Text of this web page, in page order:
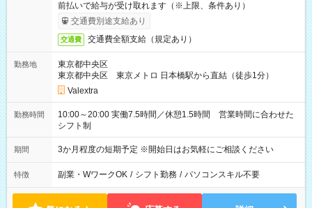
前払いで給与が受け取れます（※上限、条件あり）
交通費別途支給あり
交通費 交通費全額支給（規定あり）
勤務地
東京都中央区
東京都中央区 東京メトロ 日本橋駅から直結（徒歩1分）
Valextra
勤務時間
10:00～20:00 実働7.5時間／休憩1.5時間 営業時間に合わせた
シフト制
期間 3か月程度の短期予定 ※開始日はお気軽にご相談ください
特徴 副業・WワークOK / シフト勤務 / パソコンスキル不要